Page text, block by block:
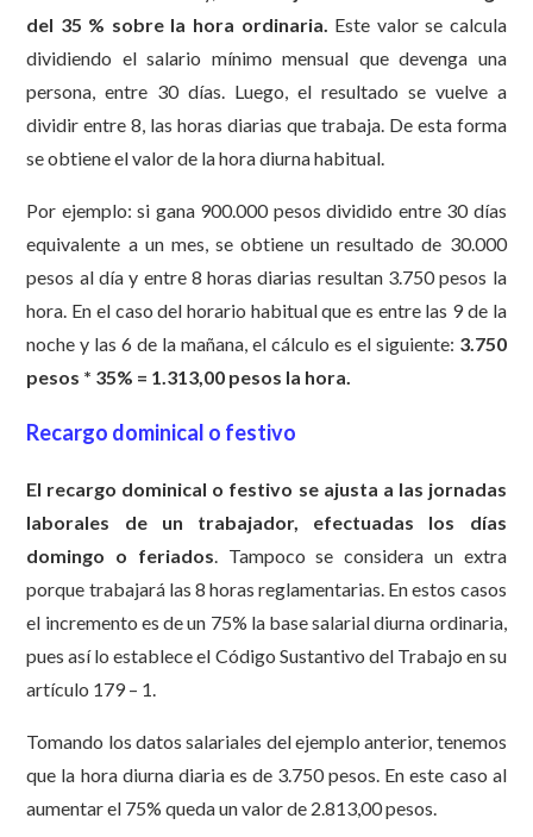
del 35 % sobre la hora ordinaria. Este valor se calcula
dividiendo el salario mínimo mensual que devenga una
persona, entre 30 días. Luego, el resultado se vuelve a
dividir entre 8, las horas diarias que trabaja. De esta forma
se obtiene el valor de la hora diurna habitual.
Por ejemplo: si gana 900.000 pesos dividido entre 30 días
equivalente a un mes, se obtiene un resultado de 30.000
pesos al día y entre 8 horas diarias resultan 3.750 pesos la
hora. En el caso del horario habitual que es entre las 9 de la
noche y las 6 de la mañana, el cálculo es el siguiente: 3.750
pesos * 35% = 1.313,00 pesos la hora.
Recargo dominical o festivo
El recargo dominical o festivo se ajusta a las jornadas
laborales de un trabajador, efectuadas los días
domingo o feriados. Tampoco se considera un extra
porque trabajará las 8 horas reglamentarias. En estos casos
el incremento es de un 75% la base salarial diurna ordinaria,
pues así lo establece el Código Sustantivo del Trabajo en su
artículo 179 – 1.
Tomando los datos salariales del ejemplo anterior, tenemos
que la hora diurna diaria es de 3.750 pesos. En este caso al
aumentar el 75% queda un valor de 2.813,00 pesos.